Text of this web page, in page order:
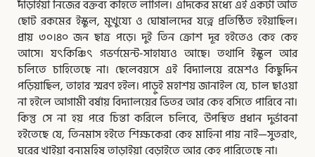
দাঁড়াইয়া নিজের বক্তব্য কহিতে লাগিল। এদিকের মধ্যে এই একটা অতি
ছোট রকমের ইস্কুল, মুখুয্যে ও ঘোষালদের যত্নে প্রতিষ্ঠিত হইয়াছিল।
প্রায় ৩০।৪০ জন ছাত্র পড়ে। দুই তিন ক্রোশ দূর হইতেও কেহ কেহ
আসে। যৎকিঞ্চিৎ গভর্ণমেন্ট-সাহায্যও আছে। তথাপি ইস্কুল আর
চলিতে চাহিতেছে না। ছেলেবয়সে এই বিদ্যালয়ে রমেশও কিছুদিন
পড়িয়াছিল, তাহার স্মরণ হইল। পাড়ুই মহাশয় জানাইল যে, চাল ছাওয়া
না হইলে আগামী বর্ষায় বিদ্যালয়ের ভিতর আর কেহ বসিতে পারিবে না।
কিন্তু সে না হয় পরে চিন্তা করিলে চলিবে, উপস্থিত প্রধান দুর্ভাবনা
হইতেছে যে, তিনমাস হইতে শিক্ষকেরা কেহ মাহিনা পায় নাই—সুতরাং,
ঘরের খাইয়া বন্যমহিষ তাড়াইয়া বেড়াইতে আর কেহ পারিতেছে না।